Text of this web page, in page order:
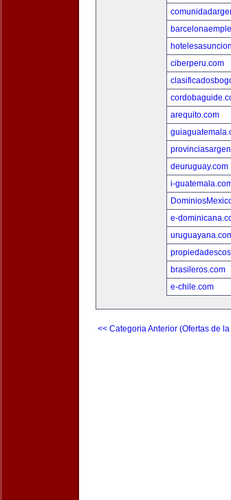
ciberperu.com
arequito.com
deuruguay.com
i-
e-
brasileros.com
e-chile.com
<< Categoria Anterior (Ofertas de